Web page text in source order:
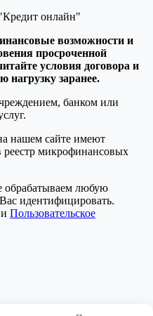
онлайн"
возможности и
просроченной
условия договора и
нагрузку заранее.
банком или
нашем сайте имеют
микрофинансовых
обрабатываем любую
идентифицировать.
и Пользовательское